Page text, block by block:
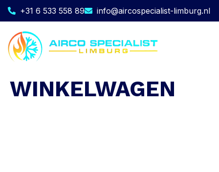
+31 6 533 558 89 info@aircospecialist-limburg.nl
WINKELWAGEN